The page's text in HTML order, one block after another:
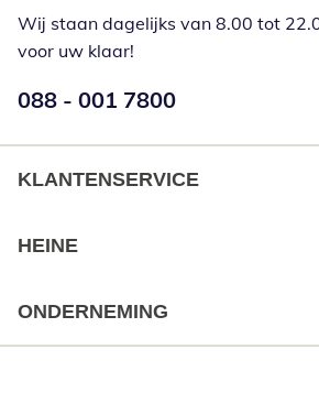
Wij staan dagelijks van 8.00 tot
voor uw klaar!
Telefoonnummer:
088 - 001 7800
KLANTENSERVICE
HEINE
ONDERNEMING